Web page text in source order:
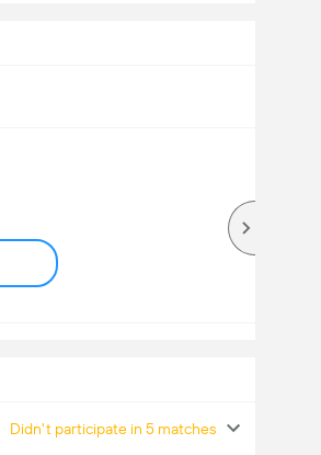
Didn't participate in 5 matches